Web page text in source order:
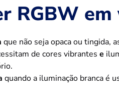
RGBW em
que não seja opaca ou tingida,
de cores vibrantese
quando a iluminação branca é